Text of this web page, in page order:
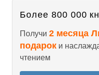
Более 800 000
Получи 2 месяца
подарок и
чтением